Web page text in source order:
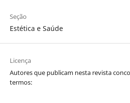
Seção
Estética e Saúde
Licença
Autores que publicam nesta revista
termos: